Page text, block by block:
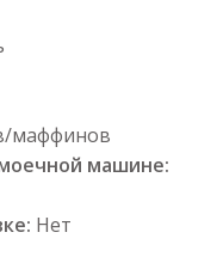
маффинов
машине:
Нет